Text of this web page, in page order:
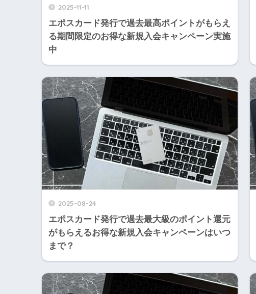
2025-11-11
エポスカード発行で過去最高ポイントがもらえ
る期間限定のお得な新規入会キャンペーン実施
中
2025-08-24
エポスカード発行で過去最大級のポイント還元
がもらえるお得な新規入会キャンペーンはいつ
まで？